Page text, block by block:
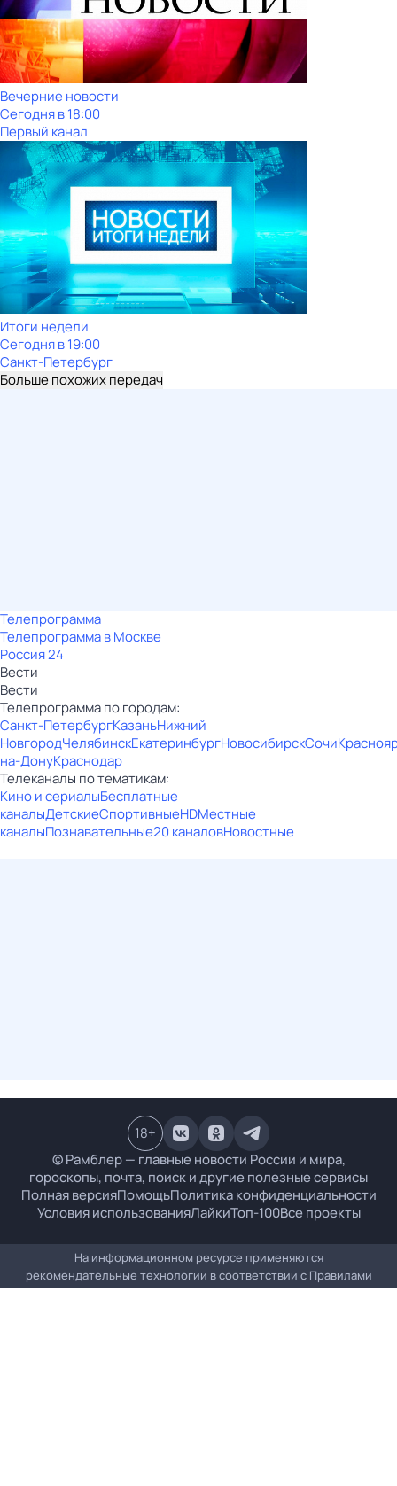
Вечерние новости
Сегодня в 18:00
Первый канал
Итоги недели
Сегодня в 19:00
Санкт-Петербург
Больше похожих передач
Телепрограмма
Телепрограмма в Москве
Россия 24
Вести
Вести
Телепрограмма по городам:
Санкт-ПетербургКазаньНижний
НовгородЧелябинскЕкатеринбургНовосибирскСочи
на-ДонуКраснодар
Телеканалы по тематикам:
Кино и сериалыБесплатные
каналыДетскиеСпортивныеHDМестные
каналыПознавательные20 каналовНовостные
© Рамблер — главные новости России и мира,
гороскопы, почта, поиск и другие полезные сервисы
Полная версияПомощьПолитика конфиденциальности
Условия использованияЛайкиТоп-100Все проекты
18+
На информационном ресурсе применяются
рекомендательные технологии в соответствии с Правилами